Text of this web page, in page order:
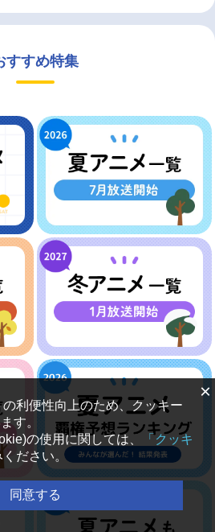
すすめ特集
×
利便性向上のため、クッキー
す。
の使用に関しては、
「クッキ
ください。
同意する